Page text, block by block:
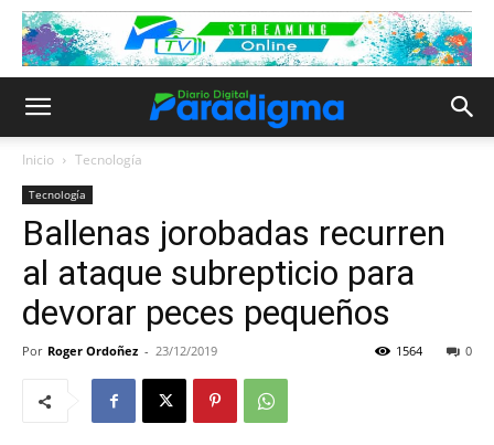
Inicio Tecnología
Tecnología
Ballenas jorobadas recurren
al ataque subrepticio para
devorar peces pequeños
Por Roger Ordoñez - 23/12/2019 0
1564